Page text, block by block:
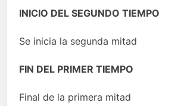
INICIO DEL SEGUNDO TIEMPO
Se inicia la segunda mitad
FIN DEL PRIMER TIEMPO
Final de la primera mitad